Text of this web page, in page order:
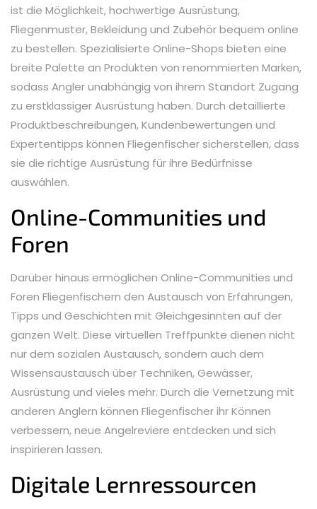
ist die Möglichkeit, hochwertige Ausrüstung,
Fliegenmuster, Bekleidung und Zubehör bequem online
zu bestellen. Spezialisierte Online-Shops bieten eine
breite Palette an Produkten von renommierten Marken,
sodass Angler unabhängig von ihrem Standort Zugang
zu erstklassiger Ausrüstung haben. Durch detaillierte
Produktbeschreibungen, Kundenbewertungen und
Expertentipps können Fliegenfischer sicherstellen, dass
sie die richtige Ausrüstung für ihre Bedürfnisse
auswählen.
Online-Communities und
Foren
Darüber hinaus ermöglichen Online-Communities und
Foren Fliegenfischern den Austausch von Erfahrungen,
Tipps und Geschichten mit Gleichgesinnten auf der
ganzen Welt. Diese virtuellen Treffpunkte dienen nicht
nur dem sozialen Austausch, sondern auch dem
Wissensaustausch über Techniken, Gewässer,
Ausrüstung und vieles mehr. Durch die Vernetzung mit
anderen Anglern können Fliegenfischer ihr Können
verbessern, neue Angelreviere entdecken und sich
inspirieren lassen.
Digitale Lernressourcen